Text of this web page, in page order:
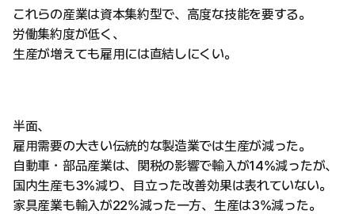
これらの産業は資本集約型で、高度な技能を要する。
労働集約度が低く、
生産が増えても雇用には直結しにくい。
半面、
雇用需要の大きい伝統的な製造業では生産が減った。
自動車・部品産業は、関税の影響で輸入が14%減ったが、
国内生産も3%減り、目立った改善効果は表れていない。
家具産業も輸入が22%減った一方、生産は3%減った。